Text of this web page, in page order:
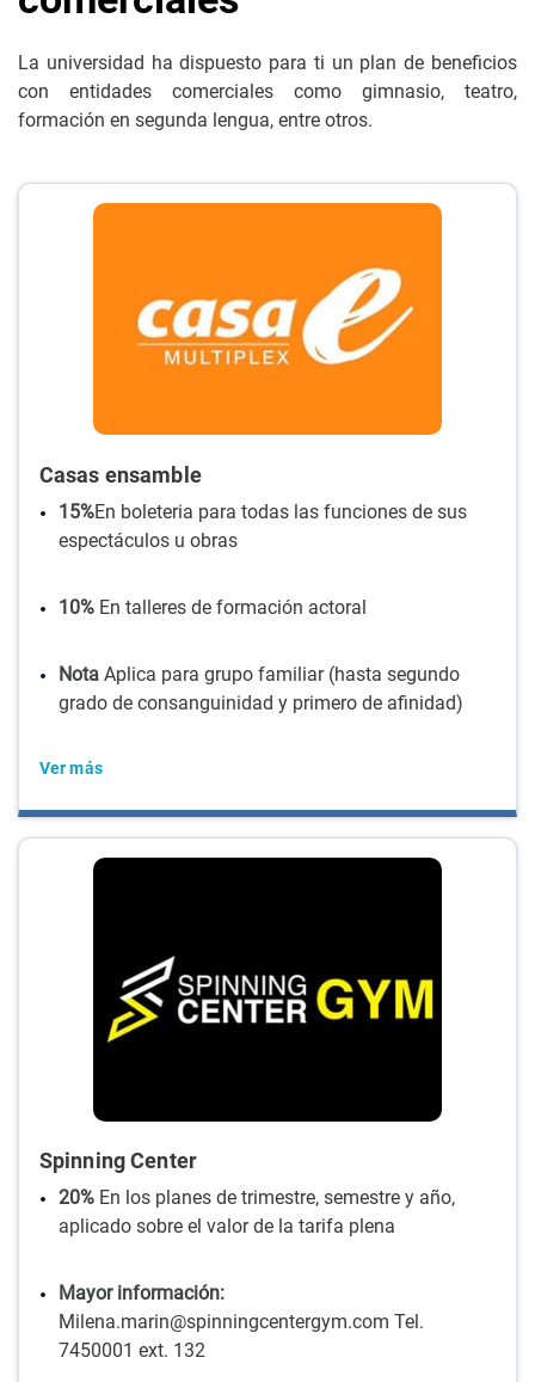
La universidad ha dispuesto para ti un plan de beneficios
con entidades comerciales como gimnasio, teatro,
formación en segunda lengua, entre otros.
Casas ensamble
15%En boleteria para todas las funciones de sus
espectáculos u obras
10%En talleres de formación actoral
NotaAplica para grupo familiar (hasta segundo
grado de consanguinidad y primero de afinidad)
Ver más
Spinning Center
20%En los planes de trimestre, semestre y año,
aplicado sobre el valor de la tarifa plena
Mayor información:
Milena.marin@spinningcentergym.com Tel.
7450001 ext. 132